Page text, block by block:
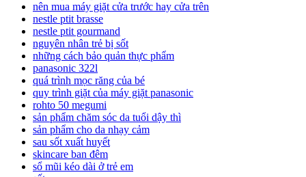
nên mua máy giặt cửa trước hay cửa trên
nestle ptit brasse
nestle ptit gourmand
nguyên nhân trẻ bị sốt
những cách bảo quản thực phẩm
panasonic 322l
quá trình mọc răng của bé
quy trình giặt của máy giặt panasonic
rohto 50 megumi
sản phẩm chăm sóc da tuổi dậy thì
sản phẩm cho da nhạy cảm
sau sốt xuất huyết
skincare ban đêm
sổ mũi kéo dài ở trẻ em